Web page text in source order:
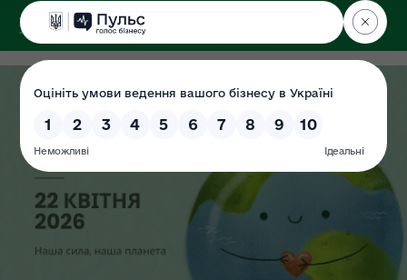
ДЕРЖЕКОІНСПЕКЦІЯ
Поліського округу